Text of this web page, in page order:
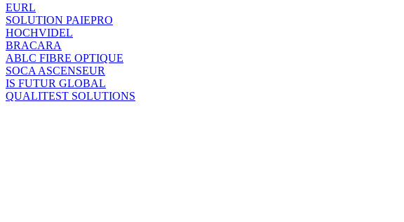
EURL
SOLUTION PAIEPRO
HOCHVIDEL
BRACARA
ABLC FIBRE OPTIQUE
SOCA ASCENSEUR
IS FUTUR GLOBAL
QUALITEST SOLUTIONS